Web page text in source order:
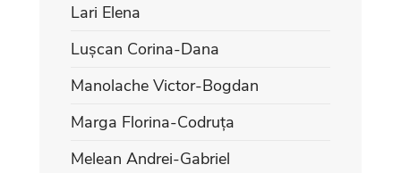
Lari Elena
Lușcan Corina-Dana
Manolache Victor-Bogdan
Marga Florina-Codruța
Melean Andrei-Gabriel